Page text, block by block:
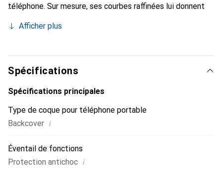
téléphone. Sur mesure, ses courbes raffinées lui donnent
et indispensable pour votre smartphone. Reconnaître
marque Noreve est un choix sûr pour une clientèle
exigeante.
Afficher plus
Spécifications
Spécifications principales
Type de coque pour téléphone portable
Backcover i
Éventail de fonctions
Protection antichoc i